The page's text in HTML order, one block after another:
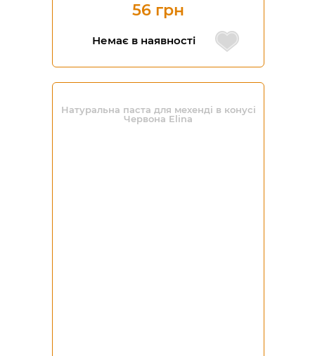
56 грн
Немає в наявності
Натуральна паста для мехенді в конусі
Червона Elina